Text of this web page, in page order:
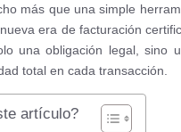
más que una simple
era de facturación
una obligación legal, sino
total en cada transacción.
artículo?